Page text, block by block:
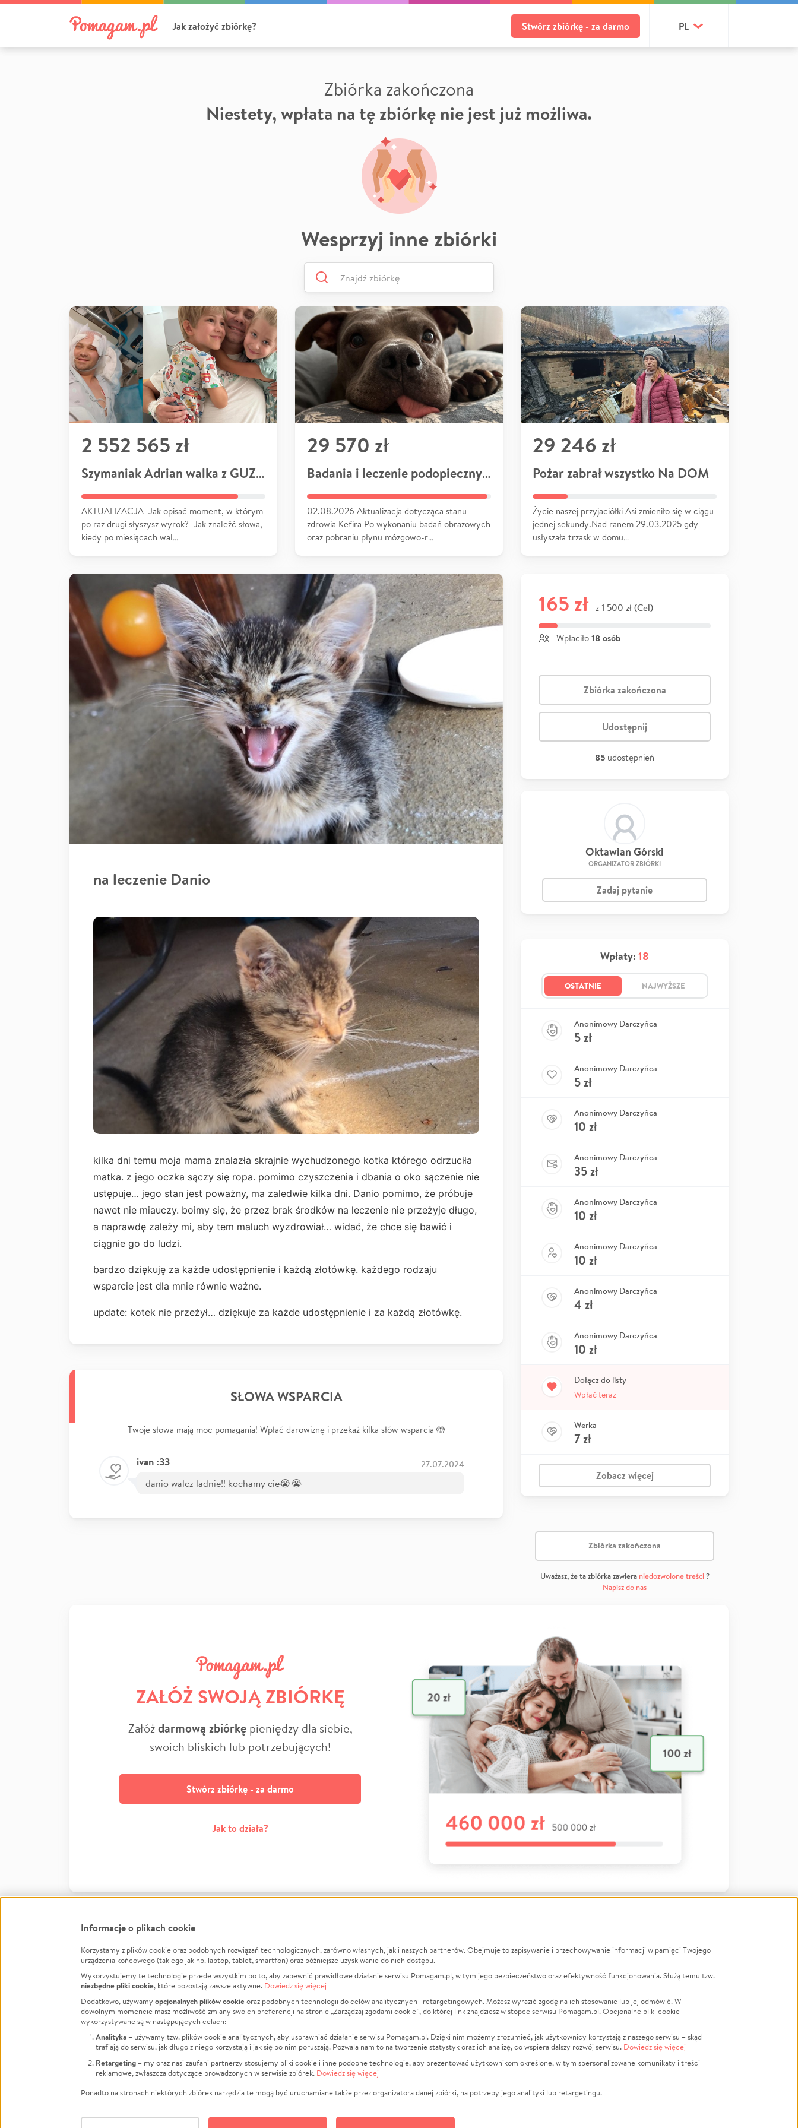
Jak założyć zbiórkę? Stwórz zbiórkę - za darmo PL
Zbiórka zakończona
Niestety, wpłata na tę zbiórkę nie jest już możliwa.
Wesprzyj inne zbiórki
2 552 565 zł
Szymaniak Adrian walka z GUZEM
AKTUALIZACJA Jak opisać moment, w którym
po raz drugi słyszysz wyrok? Jak znaleźć słowa,
kiedy po miesiącach wal…
29 570 zł
Badania i leczenie podopiecznych
02.08.2026 Aktualizacja dotycząca stanu
zdrowia Kefira Po wykonaniu badań obrazowych
oraz pobraniu płynu mózgowo-r…
29 246 zł
Pożar zabrał wszystko Na DOM
Życie naszej przyjaciółki Asi zmieniło się w ciągu
jednej sekundy.Nad ranem 29.03.2025 gdy
usłyszała trzask w domu…
na leczenie Danio
kilka dni temu moja mama znalazła skrajnie wychudzonego kotka którego odrzuciła
matka. z jego oczka sączy się ropa. pomimo czyszczenia i dbania o oko sączenie nie
ustępuje… jego stan jest poważny, ma zaledwie kilka dni. Danio pomimo, że próbuje
nawet nie miauczy. boimy się, że przez brak środków na leczenie nie przeżyje długo,
a naprawdę zależy mi, aby tem maluch wyzdrowiał… widać, że chce się bawić i
ciągnie go do ludzi.
bardzo dziękuję za każde udostępnienie i każdą złotówkę. każdego rodzaju
wsparcie jest dla mnie równie ważne.
update: kotek nie przeżył… dziękuje za każde udostępnienie i za każdą złotówkę.
SŁOWA WSPARCIA
Twoje słowa mają moc pomagania! Wpłać darowiznę i przekaż kilka słów wsparcia 🤲
ivan :33 27.07.2024
danio walcz ladnie!! kochamy cie😭😭
165 zł z 1 500 zł (Cel)
Wpłaciło 18 osób
Zbiórka zakończona
Udostępnij
85 udostępnień
Oktawian Górski
ORGANIZATOR ZBIÓRKI
Zadaj pytanie
Wpłaty: 18
OSTATNIE NAJWYŻSZE
Anonimowy Darczyńca
5zł
Anonimowy Darczyńca
5zł
Anonimowy Darczyńca
10 zł
Anonimowy Darczyńca
35zł
Anonimowy Darczyńca
10 zł
Anonimowy Darczyńca
10 zł
Anonimowy Darczyńca
4 zł
Anonimowy Darczyńca
10 zł
Dołącz do listy
Wpłać teraz
Werka
7zł
Zobacz więcej
Zbiórka zakończona
Uważasz, że ta zbiórka zawiera niedozwolone treści?
Napisz do nas
ZAŁÓŻ SWOJĄ ZBIÓRKĘ
Załóżdarmową zbiórkępieniędzy dla siebie,
swoich bliskich lub potrzebujących!
Stwórz zbiórkę - za darmo
Jak to działa?
FacebookTwitter Instagram
LinkedInTikTok Youtube
Informacje
Jak to działa?
Regulamin
Polityka Prywatności
Kontakt
Porównanie serwisów
Polityka plików cookie
Zarządzaj zgodami cookie
O nas
Opinie
Raporty
Za darmo
Dla NGO
Fundacja Pomagam.pl
Zbieraj na
Leczenie
Zwierzęta
Pożar
Sport
Pomoc Finansowa
Pogrzeb
LGBTQ+
Powódź
Wichura
Religia
Edukacja
Informacje o plikach cookie
Korzystamy z plików cookie oraz podobnych rozwiązań technologicznych, zarówno własnych, jak i naszych partnerów. Obejmuje to zapisywanie i przechowywanie informacji w pamięci Twojego
urządzenia końcowego (takiego jak np. laptop, tablet, smartfon) oraz późniejsze uzyskiwanie do nich dostępu.
Wykorzystujemy te technologie przede wszystkim po to, aby zapewnić prawidłowe działanie serwisu Pomagam.pl, w tym jego bezpieczeństwo oraz efektywność funkcjonowania. Służą temu tzw.
niezbędne pliki cookie, które pozostają zawsze aktywne. Dowiedz się więcej
Dodatkowo, używamy opcjonalnych plików cookieoraz podobnych technologii do celów analitycznych i retargetingowych. Możesz wyrazić zgodę na ich stosowanie lub jej odmówić. W
dowolnym momencie masz możliwość zmiany swoich preferencji na stronie „Zarządzaj zgodami cookie”, do której link znajdziesz w stopce serwisu Pomagam.pl. Opcjonalne pliki cookie
wykorzystywane są w następujących celach:
Analityka – używamy tzw. plików cookie analitycznych, aby usprawniać działanie serwisu Pomagam.pl. Dzięki nim możemy zrozumieć, jak użytkownicy korzystają z naszego serwisu – skąd
trafiają do serwisu, jak długo z niego korzystają i jak się po nim poruszają. Pozwala nam to na tworzenie statystyk oraz ich analizę, co wspiera dalszy rozwój serwisu. Dowiedz się więcej
Retargeting – my oraz nasi zaufani partnerzy stosujemy pliki cookie i inne podobne technologie, aby prezentować użytkownikom określone, w tym spersonalizowane komunikaty i treści
reklamowe, zwłaszcza dotyczące prowadzonych w serwisie zbiórek. Dowiedz się więcej
Ponadto na stronach niektórych zbiórek narzędzia te mogą być uruchamiane także przez organizatora danej zbiórki, na potrzeby jego analityki lub retargetingu.